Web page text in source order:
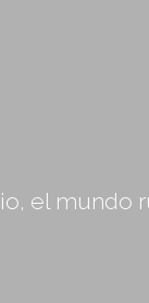
el mundo